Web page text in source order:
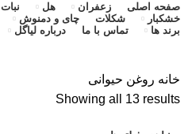
صفحه اصلی زعفران هل نبات
خشکبار
شکلات چای و دمنوش
برند ها
تماس با ما
درباره لیاگل
خانه روغن حیوانی
Showing all 13 results